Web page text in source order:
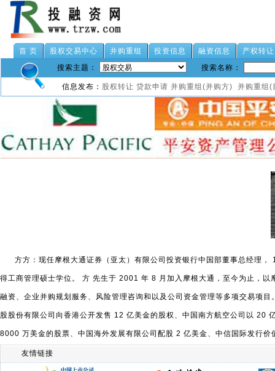
首 页 股权交易中心 并购重组 投资信息 融资信息
产权转让
搜索主题：
搜索名称：
信息发布： 股权转让 贷款申请 并购重组(并购方) 并购重组
方方：现任摩根大通证券（亚太）有限公司投资银行中国部董事总经理
得工商管理硕士学位。 方 先生于 2001 年 8 月加入摩根大通，至今为止，
融资、企业并购规划服务、风险管理咨询和以及公司资金管理等多项交易项
股股份有限公司向香港公开发售 12 亿美金的股权、中国南方航空公司以 20
8000 万美金的股票、中国海外发展有限公司配股 2 亿美金、中信国际发行
友情链接